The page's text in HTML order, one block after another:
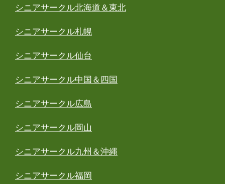
シニアサークル北海道＆東北
シニアサークル札幌
シニアサークル仙台
シニアサークル中国＆四国
シニアサークル広島
シニアサークル岡山
シニアサークル九州＆沖縄
シニアサークル福岡